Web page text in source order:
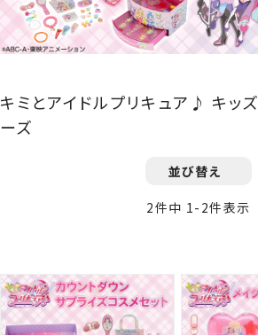
キミとアイドルプリキュア♪ キッ
ーズ
並び替え
2件中 1 - 2件表示